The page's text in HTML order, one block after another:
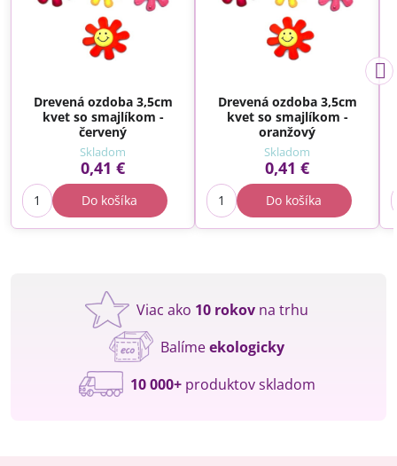
Drevená ozdoba 3,5cm
kvet so smajlíkom -
červený
Skladom
0,41 €
Do košíka
Drevená ozdoba 3,5cm
kvet so smajlíkom -
oranžový
Skladom
0,41 €
Do košíka
Viac ako 10 rokov na trhu
Balímeekologicky
10 000+produktov skladom